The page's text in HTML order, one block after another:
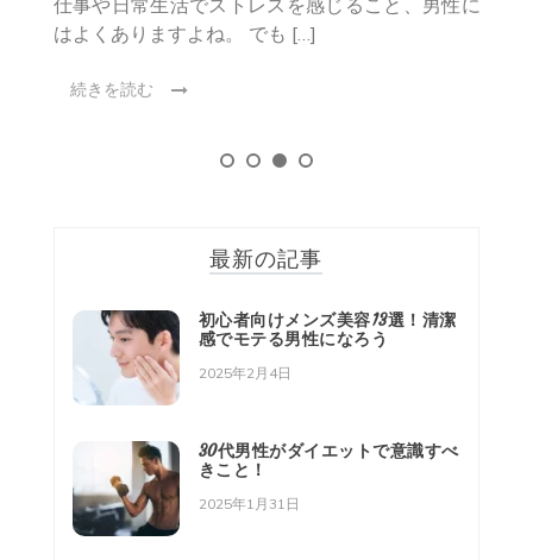
仕事や日常生活でストレスを感じること、男性に
はよくありますよね。 でも […]
続きを読む
最新の記事
初心者向けメンズ美容13選！清潔
感でモテる男性になろう
2025年2月4日
30代男性がダイエットで意識すべ
きこと！
2025年1月31日